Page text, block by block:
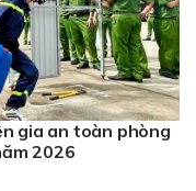
gia an toàn phòng
2026